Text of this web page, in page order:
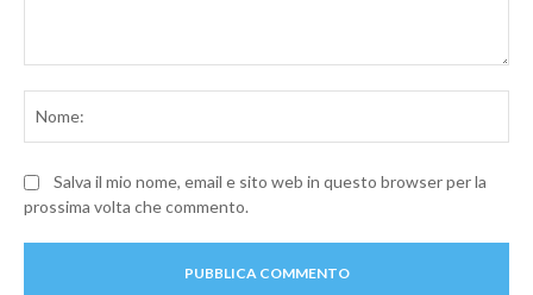
Salva il mio nome, email e sito web in questo browser per la
prossima volta che commento.